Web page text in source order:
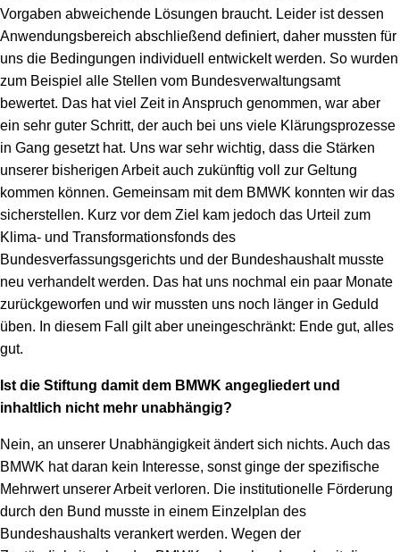
Vorgaben abweichende Lösungen braucht. Leider ist dessen
Anwendungsbereich abschließend definiert, daher mussten für
uns die Bedingungen individuell entwickelt werden. So wurden
zum Beispiel alle Stellen vom Bundesverwaltungsamt
bewertet. Das hat viel Zeit in Anspruch genommen, war aber
ein sehr guter Schritt, der auch bei uns viele Klärungsprozesse
in Gang gesetzt hat. Uns war sehr wichtig, dass die Stärken
unserer bisherigen Arbeit auch zukünftig voll zur Geltung
kommen können. Gemeinsam mit dem BMWK konnten wir das
sicherstellen. Kurz vor dem Ziel kam jedoch das Urteil zum
Klima- und Transformationsfonds des
Bundesverfassungsgerichts und der Bundeshaushalt musste
neu verhandelt werden. Das hat uns nochmal ein paar Monate
zurückgeworfen und wir mussten uns noch länger in Geduld
üben. In diesem Fall gilt aber uneingeschränkt: Ende gut, alles
gut.
Ist die Stiftung damit dem BMWK angegliedert und
inhaltlich nicht mehr unabhängig?
Nein, an unserer Unabhängigkeit ändert sich nichts. Auch das
BMWK hat daran kein Interesse, sonst ginge der spezifische
Mehrwert unserer Arbeit verloren. Die institutionelle Förderung
durch den Bund musste in einem Einzelplan des
Bundeshaushalts verankert werden. Wegen der